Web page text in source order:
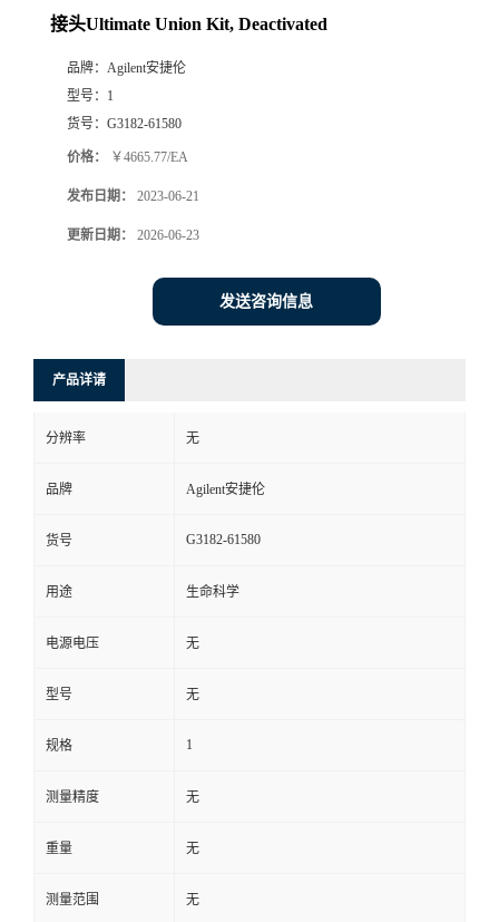
接头Ultimate Union Kit, Deactivated
品牌： Agilent安捷伦
型号： 1
货号： G3182-61580
价格： ￥4665.77/EA
发布日期： 2023-06-21
更新日期： 2026-06-23
发送咨询信息
产品详请
分辨率 无
品牌 Agilent安捷伦
货号 G3182-61580
用途 生命科学
电源电压 无
型号 无
规格 1
测量精度 无
重量 无
测量范围 无